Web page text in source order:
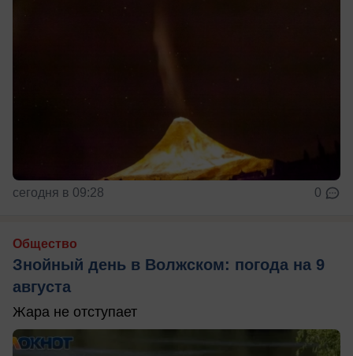
сегодня в 09:28 0
Общество
Знойный день в Волжском: погода на 9
августа
Жара не отступает